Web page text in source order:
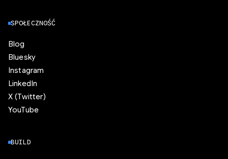
SPOŁECZNOŚĆ
Blog
Bluesky
Instagram
LinkedIn
X (Twitter)
YouTube
BUILD